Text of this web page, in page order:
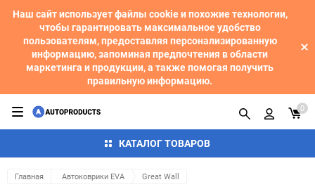
Наш сайт использует файлы cookie и похожие технологии,
чтобы гарантировать максимальное удобство
пользователям, предоставляя персонализированную
информацию, запоминая предпочтения в области
маркетинга и продукции, а также помогая получить
правильную информацию.
КАТАЛОГ ТОВАРОВ
0
Главная Автоковрики EVA Great Wall